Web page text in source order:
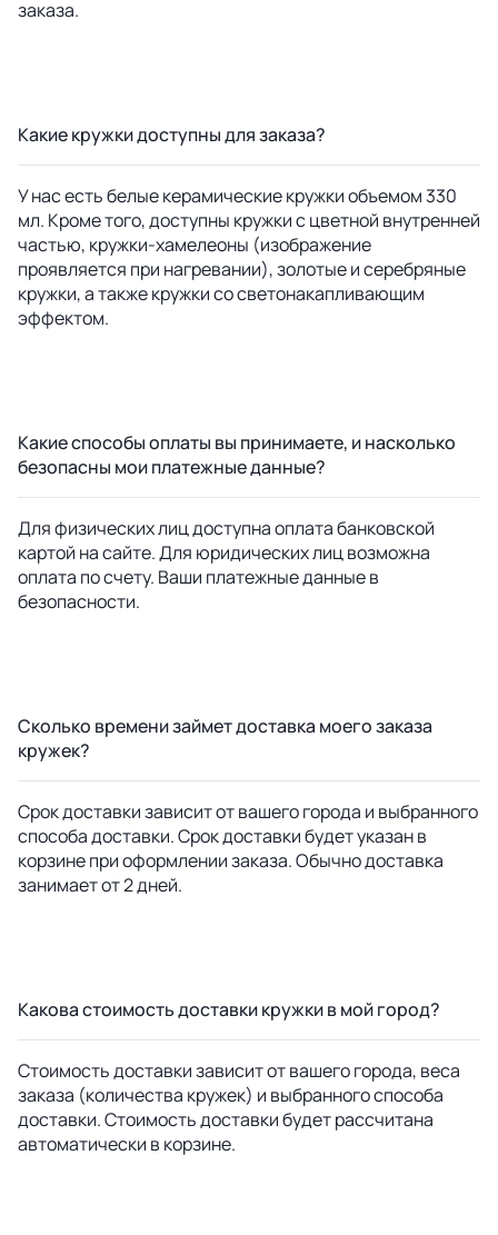
заказа.
Какие кружки доступны для заказа?
У нас есть белые керамические кружки объемом 330
мл. Кроме того, доступны кружки с цветной внутренней
частью, кружки-хамелеоны (изображение
проявляется при нагревании), золотые и серебряные
кружки, а также кружки со светонакапливающим
эффектом.
Какие способы оплаты вы принимаете, и насколько
безопасны мои платежные данные?
Для физических лиц доступна оплата банковской
картой на сайте. Для юридических лиц возможна
оплата по счету. Ваши платежные данные в
безопасности.
Сколько времени займет доставка моего заказа
кружек?
Срок доставки зависит от вашего города и выбранного
способа доставки. Срок доставки будет указан в
корзине при оформлении заказа. Обычно доставка
занимает от 2 дней.
Какова стоимость доставки кружки в мой город?
Стоимость доставки зависит от вашего города, веса
заказа (количества кружек) и выбранного способа
доставки. Стоимость доставки будет рассчитана
автоматически в корзине.